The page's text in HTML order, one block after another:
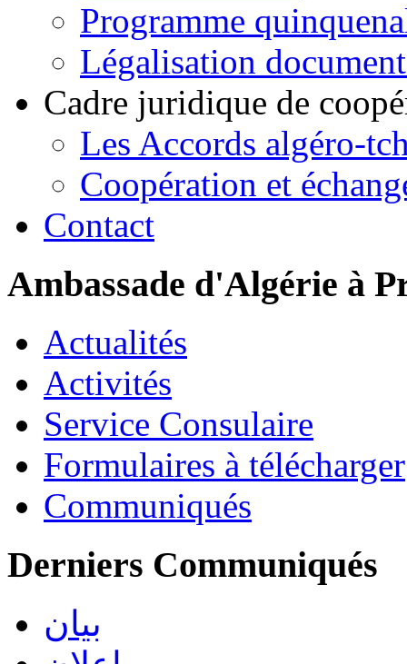
Programme
Légalisation
Cadre juridique de
Les Accords algéro-
Coopération et
Contact
Ambassade d'Algérie à
Actualités
Activités
Service Consulaire
Formulaires à télécharger
Communiqués
Derniers Communiqués
بيان